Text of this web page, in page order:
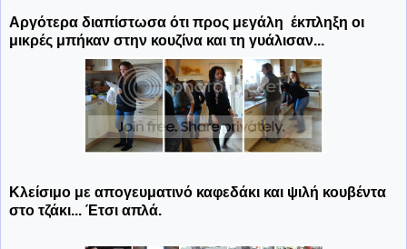
Αργότερα διαπίστωσα ότι προς μεγάλη έκπληξη οι
μικρές μπήκαν στην κουζίνα και τη γυάλισαν...
Κλείσιμο με απογευματινό καφεδάκι και ψιλή κουβέντα
στο τζάκι... Έτσι απλά.